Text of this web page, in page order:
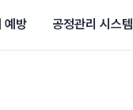
예방 공정관리 시스템